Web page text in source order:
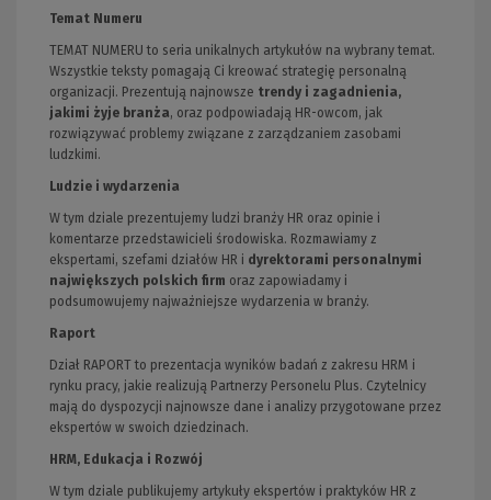
Temat Numeru
TEMAT NUMERU to seria unikalnych artykułów na wybrany temat.
Wszystkie teksty pomagają Ci kreować strategię personalną
organizacji. Prezentują najnowsze trendy i zagadnienia,
jakimi żyje branża, oraz podpowiadają HR-owcom, jak
rozwiązywać problemy związane z zarządzaniem zasobami
ludzkimi.
Ludzie i wydarzenia
W tym dziale prezentujemy ludzi branży HR oraz opinie i
komentarze przedstawicieli środowiska. Rozmawiamy z
ekspertami, szefami działów HR i dyrektorami personalnymi
największych polskich firm oraz zapowiadamy i
podsumowujemy najważniejsze wydarzenia w branży.
Raport
Dział RAPORT to prezentacja wyników badań z zakresu HRM i
rynku pracy, jakie realizują Partnerzy Personelu Plus. Czytelnicy
mają do dyspozycji najnowsze dane i analizy przygotowane przez
ekspertów w swoich dziedzinach.
HRM, Edukacja i Rozwój
W tym dziale publikujemy artykuły ekspertów i praktyków HR z